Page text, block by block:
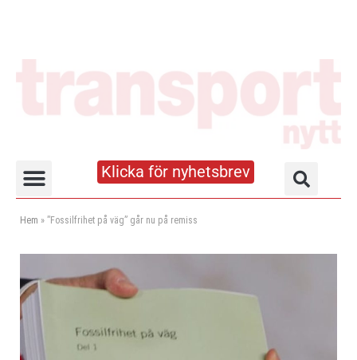
Klicka för nyhetsbrev
Hem » ”Fossilfrihet på väg” går nu på remiss